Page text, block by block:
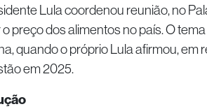
Lula coordenou reunião, no
o preço dos alimentos no país. O
quando o próprio Lula afirmou, em
em 2025.